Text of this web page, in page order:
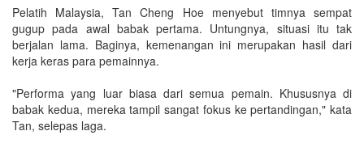
Pelatih Malaysia, Tan Cheng Hoe menyebut timnya sempat
gugup pada awal babak pertama. Untungnya, situasi itu tak
berjalan lama. Baginya, kemenangan ini merupakan hasil dari
kerja keras para pemainnya.
"Performa yang luar biasa dari semua pemain. Khususnya di
babak kedua, mereka tampil sangat fokus ke pertandingan," kata
Tan, selepas laga.